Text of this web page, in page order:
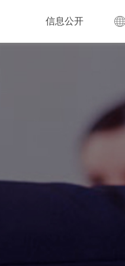
信息公开